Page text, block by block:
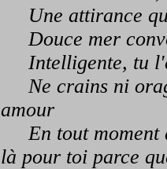
Une attirance
Douce mer
Intelligente, tu
Ne crains ni
amour
En tout moment
là pour toi parce